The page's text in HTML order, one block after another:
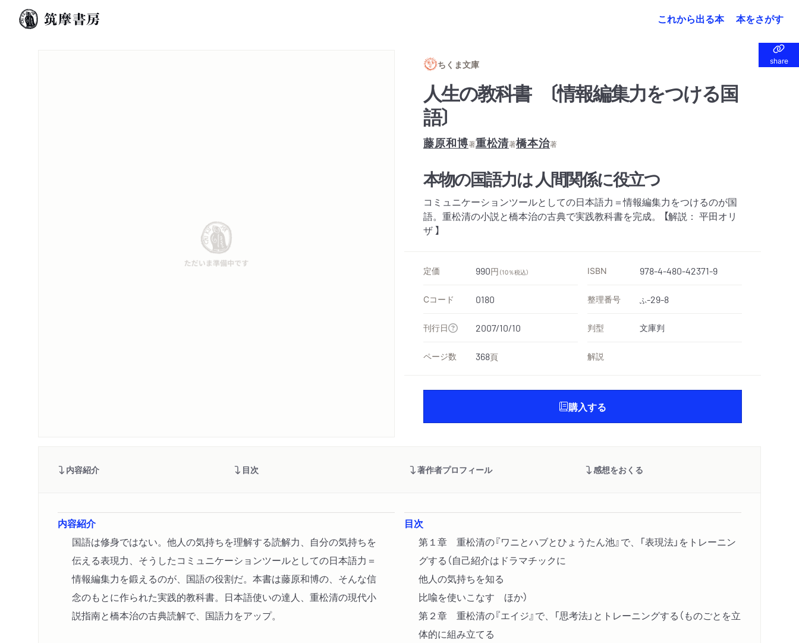
これから出る本 本をさがす
share
share
ちくま文庫
人生の教科書 〔情報編集力をつける国
語〕
藤原和博著重松清著橋本治著
本物の国語力は 人間関係に役立つ
コミュニケーションツールとしての日本語力＝情報編集力をつけるのが国
語。重松清の小説と橋本治の古典で実践教科書を完成。 【解説： 平田オリ
ザ 】
定価 990円 （10％税込） ISBN 978-4-480-42371-9
Cコード 0180 整理番号 ふ-29-8
刊行日 2007/10/10 判型 文庫判
ページ数 368頁 解説
購入する
内容紹介 目次 著作者プロフィール 感想をおくる
内容紹介
国語は修身ではない。他人の気持ちを理解する読解力、自分の気持ちを
伝える表現力、そうしたコミュニケーションツールとしての日本語力＝
情報編集力を鍛えるのが、国語の役割だ。本書は藤原和博の、そんな信
念のもとに作られた実践的教科書。日本語使いの達人、重松清の現代小
説指南と橋本治の古典読解で、国語力をアップ。
目次
第１章 重松清の『ワニとハブとひょうたん池』で、「表現法」をトレーニン
グする（自己紹介はドラマチックに
他人の気持ちを知る
比喩を使いこなす ほか）
第２章 重松清の『エイジ』で、「思考法」とトレーニングする（ものごとを立
体的に組み立てる